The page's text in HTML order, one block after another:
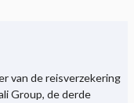
van de reisverzekering
Group, de derde